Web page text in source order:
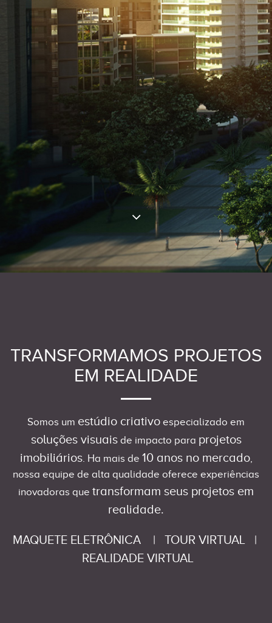
TRANSFORMAMOS PROJETOS
EM REALIDADE
Somos um estúdio criativo especializado em
soluções visuaisde impacto para projetos
imobiliários. Ha mais de 10 anos no mercado,
nossa equipe de alta qualidade oferece experiências
inovadoras que transformam seus projetos em
realidade.
MAQUETE ELETRÔNICA | TOUR VIRTUAL
|
REALIDADE VIRTUAL